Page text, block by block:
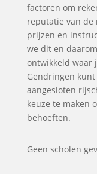
factoren om
reputatie van de
prijzen en
we dit en
ontwikkeld waar
Gendringen
aangesloten
keuze te maken
behoeften.
Geen scholen